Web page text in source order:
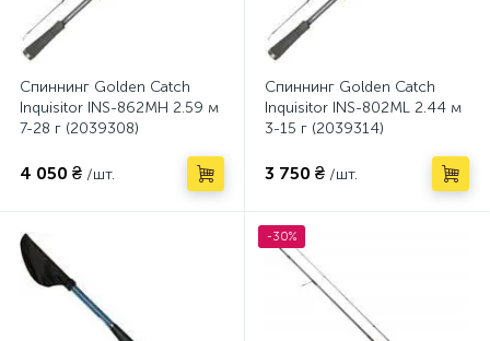
Спиннинг Golden Catch
Inquisitor INS-862MH 2.59 м
7-28 г (2039308)
4 050 ₴ /шт.
Спиннинг Golden Catch
Inquisitor INS-802ML 2.44 м
3-15 г (2039314)
3 750 ₴ /шт.
-30%